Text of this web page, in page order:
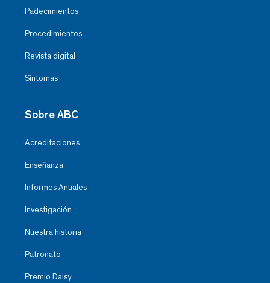
Padecimientos
Procedimientos
Revista digital
Síntomas
Sobre ABC
Acreditaciones
Enseñanza
Informes Anuales
Investigación
Nuestra historia
Patronato
Premio Daisy